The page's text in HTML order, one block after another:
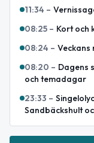
11:34 –
08:25 – Kort och
08:24 –
08:20 – Dagens
och temadagar
23:33 –
Sandbäckshult